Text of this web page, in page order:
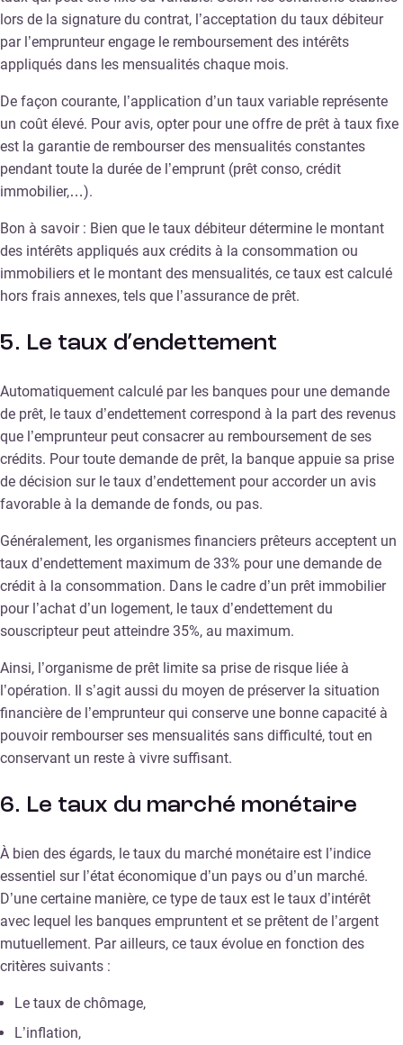
lors de la signature du contrat, l’acceptation du taux débiteur
par l’emprunteur engage le remboursement des intérêts
appliqués dans les mensualités chaque mois.
De façon courante, l’application d’un taux variable représente
un coût élevé. Pour avis, opter pour une offre de prêt à taux fixe
est la garantie de rembourser des mensualités constantes
pendant toute la durée de l’emprunt (prêt conso, crédit
immobilier,…).
Bon à savoir : Bien que le taux débiteur détermine le montant
des intérêts appliqués aux crédits à la consommation ou
immobiliers et le montant des mensualités, ce taux est calculé
hors frais annexes, tels que l’assurance de prêt.
5. Le taux d’endettement
Automatiquement calculé par les banques pour une demande
de prêt, le taux d’endettement correspond à la part des revenus
que l’emprunteur peut consacrer au remboursement de ses
crédits. Pour toute demande de prêt, la banque appuie sa prise
de décision sur le taux d’endettement pour accorder un avis
favorable à la demande de fonds, ou pas.
Généralement, les organismes financiers prêteurs acceptent un
taux d’endettement maximum de 33% pour une demande de
crédit à la consommation. Dans le cadre d’un prêt immobilier
pour l’achat d’un logement, le taux d’endettement du
souscripteur peut atteindre 35%, au maximum.
Ainsi, l’organisme de prêt limite sa prise de risque liée à
l’opération. Il s’agit aussi du moyen de préserver la situation
financière de l’emprunteur qui conserve une bonne capacité à
pouvoir rembourser ses mensualités sans difficulté, tout en
conservant un reste à vivre suffisant.
6. Le taux du marché monétaire
À bien des égards, le taux du marché monétaire est l’indice
essentiel sur l’état économique d’un pays ou d’un marché.
D’une certaine manière, ce type de taux est le taux d’intérêt
avec lequel les banques empruntent et se prêtent de l’argent
mutuellement. Par ailleurs, ce taux évolue en fonction des
critères suivants :
Le taux de chômage,
L’inflation,